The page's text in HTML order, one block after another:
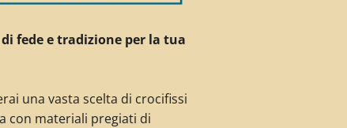
fede e tradizione per la tua
una vasta scelta di crocifissi
con materiali pregiati di